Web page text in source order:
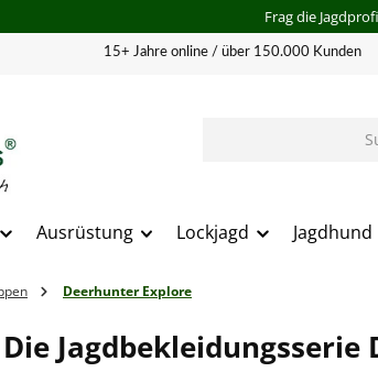
Frag die
15+ Jahre online / über 150.000 Kunden
Ausrüstung Lockjagd Jagdhund
Deerhunter Explore
Die